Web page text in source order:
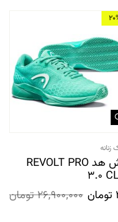
زنانه
کفش هد REVOLT PRO
3.0
26,900,000تومان تومان